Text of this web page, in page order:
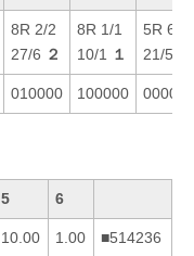
8R 2/2
27/6 ２
8R 1/1
10/1
１
5R 6/6
21/5
010000 100000 000001
5 6
10.00 1.00 ■514236